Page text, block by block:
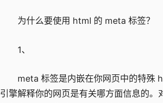
为什么要使用 html 的 meta 标签？
1、
meta 标签是内嵌在你网页中的特殊
引擎解释你的网页是有关哪方面信息的